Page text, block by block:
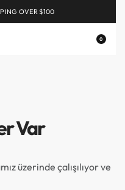
OVER $100
0
Var
üzerinde çalışılıyor ve